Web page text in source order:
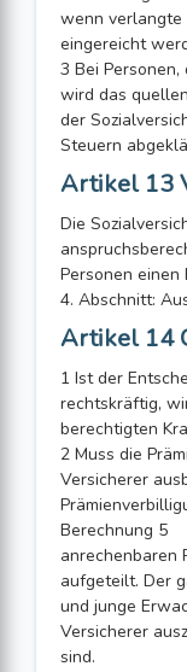
wenn
eingereicht
3 Bei
wird das
der
Steuern
Artikel 13
Die
Personen einen
4. Abschnitt:
Artikel 14
1 Ist der
rechtskräftig,
berechtigten
2 Muss die
Versicherer
Berechnung 5
anrechenbaren
aufgeteilt. Der
und junge
Versicherer
sind.